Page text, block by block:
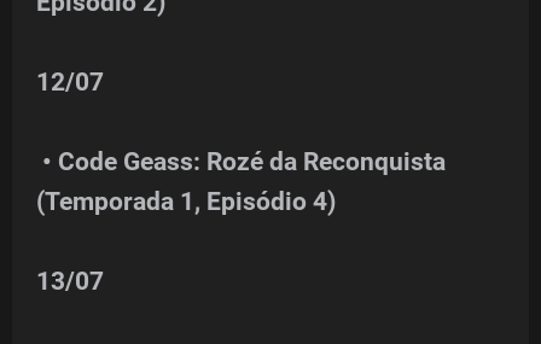
12/07
• Code Geass: Rozé da Reconquista
(Temporada 1, Episódio 4)
13/07